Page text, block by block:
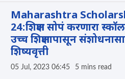
Maharashtra
24:शिक्षण सोपं करणारा
उच्च शिक्षणापासून
शिष्यवृत्ती
05 Jul, 2023 06:45 5 mins read